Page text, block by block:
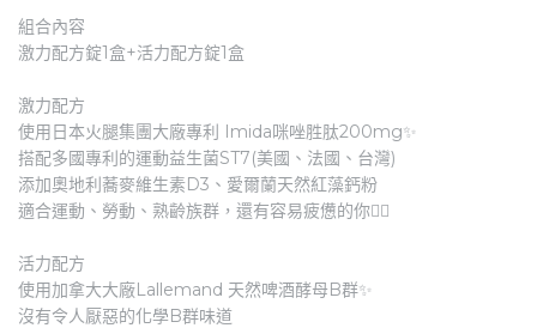
組合內容
激力配方錠1盒+活力配方錠1盒
激力配方
使用日本火腿集團大廠專利 Imida咪唑胜肽200mg✨
搭配多國專利的運動益生菌ST7(美國、法國、台灣)
添加奧地利蕎麥維生素D3、愛爾蘭天然紅藻鈣粉
適合運動、勞動、熟齡族群，還有容易疲憊的你🏃‍♂️
活力配方
使用加拿大大廠Lallemand 天然啤酒酵母B群✨
沒有令人厭惡的化學B群味道